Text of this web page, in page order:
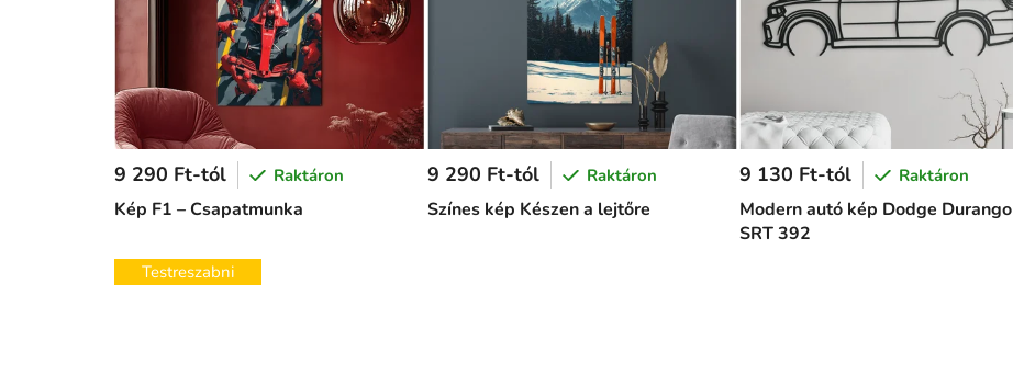
Kép F1 – Csapatmunka
9 290 Ft-tól Raktáron
Színes kép Készen a lejtőre
9 290 Ft-tól Raktáron
Modern autó kép Dodge Durango
SRT 392
9 130 Ft-tól Raktáron
Testreszabni